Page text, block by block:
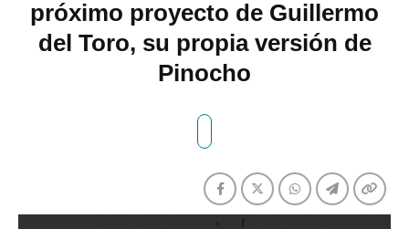
próximo proyecto de Guillermo
del Toro, su propia versión de
Pinocho